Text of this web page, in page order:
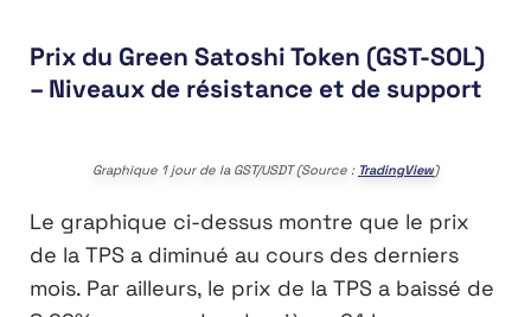
Prix du Green Satoshi Token (GST-SOL)
– Niveaux de résistance et de support
Graphique 1 jour de la GST/USDT (Source : TradingView)
Le graphique ci-dessus montre que le prix
de la TPS a diminué au cours des derniers
mois. Par ailleurs, le prix de la TPS a baissé de